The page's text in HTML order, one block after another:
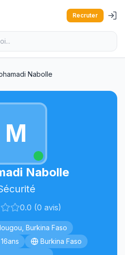
Recruter
Nabolle
M
Nabolle
0.0 (0 avis)
Burkina Faso
Burkina Faso